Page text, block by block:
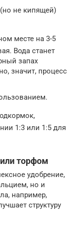
не кипящей)
месте на 3-5
Вода станет
запах
значит, процесс
1:3 или 1:5 для
торфом
удобрение,
но и
например,
структуру